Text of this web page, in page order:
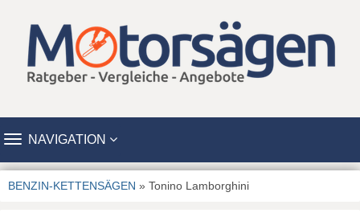
TOGGLE
NAVIGATION
BENZIN-KETTENSÄGEN » Tonino Lamborghini